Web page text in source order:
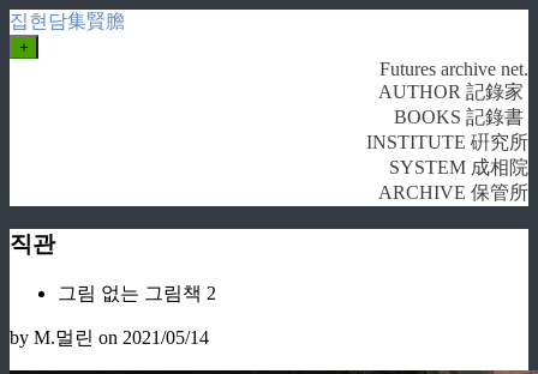
집현담集賢膽
+
Futures archive net.
AUTHOR 記錄家
BOOKS 記錄書
INSTITUTE 硏究所
SYSTEM 成相院
ARCHIVE 保管所
직관
그림 없는 그림책 2
by M.멀린 on 2021/05/14